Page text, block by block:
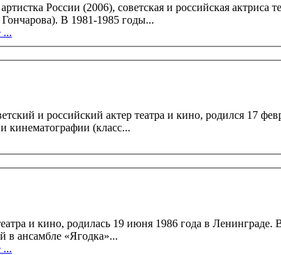
России (2006), советская и российская актриса театра и
Ирина Серова окончила РАТИ (ГИТИС, курс А.А. Гончарова). В 1981-1985 годы...
...
актер театра и кино, родился 17 февраля 1947 года. В 1969
кинематографии (класс...
1986 года в Ленинграде. В три года Елена вместе со своей старшей сестрой Аней
в ансамбле «Ягодка»...
...